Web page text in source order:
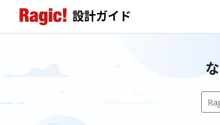
設計ガイド